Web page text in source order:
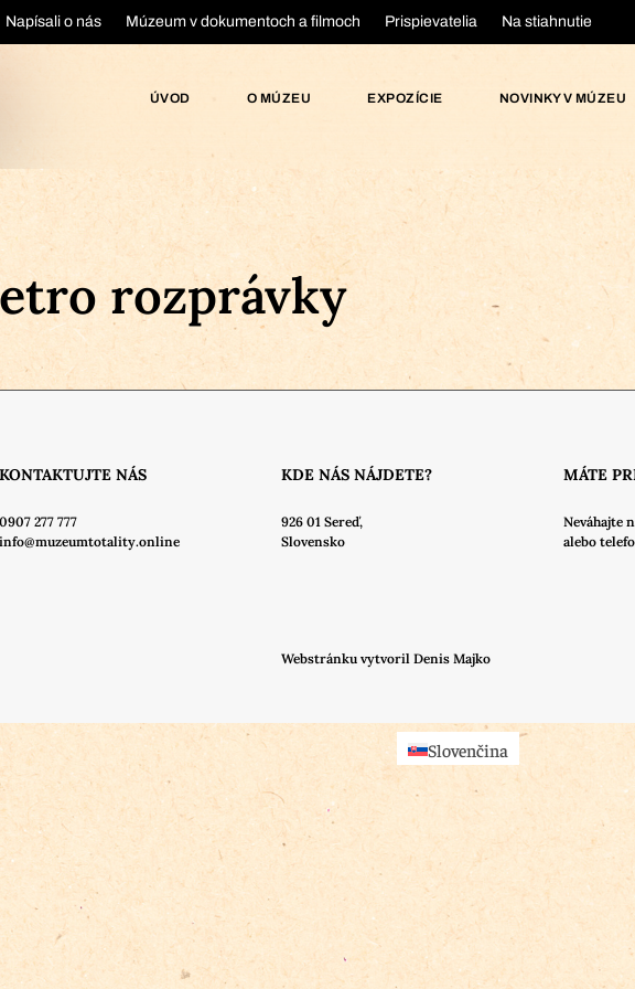
Napísali o nás Múzeum v dokumentoch a filmoch Prispievatelia Na stiahnutie
ÚVOD O MÚZEU EXPOZÍCIE NOVINKY V MÚZEU
rozprávky
KONTAKTUJTE NÁS
0907 277 777
info@muzeumtotality.online
KDE NÁS NÁJDETE?
926 01 Sereď,
Slovensko
MÁTE
Neváhajte
alebo
Webstránku vytvoril Denis Majko
Slovenčina